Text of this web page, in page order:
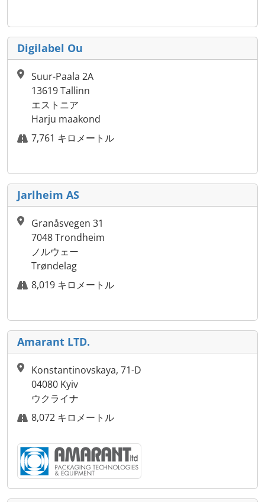
Digilabel Ou
Suur-Paala 2A
13619 Tallinn
エストニア
Harju maakond
7,761 キロメートル
Jarlheim AS
Granåsvegen 31
7048 Trondheim
ノルウェー
Trøndelag
8,019 キロメートル
Amarant LTD.
Konstantinovskaya, 71-D
04080 Kyiv
ウクライナ
8,072 キロメートル